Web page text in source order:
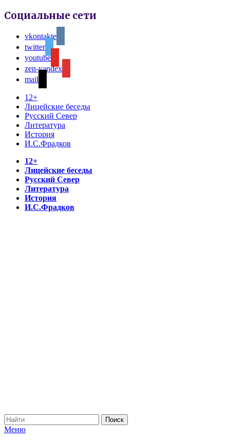
Социальные сети
vkontakte
twitter
youtube
zen-yandex
mail
12+
Лицейские беседы
Русский Север
Литература
История
И.С.Фрадков
12+
Лицейские беседы
Русский Север
Литература
История
И.С.Фрадков
Меню